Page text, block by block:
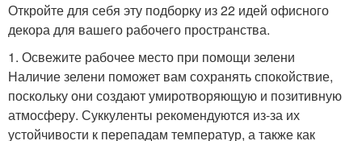
Откройте для себя эту подборку из 22 идей офисного
декора для вашего рабочего пространства.
1. Освежите рабочее место при помощи зелени
Наличие зелени поможет вам сохранять спокойствие,
поскольку они создают умиротворяющую и позитивную
атмосферу. Суккуленты рекомендуются из-за их
устойчивости к перепадам температур, а также как